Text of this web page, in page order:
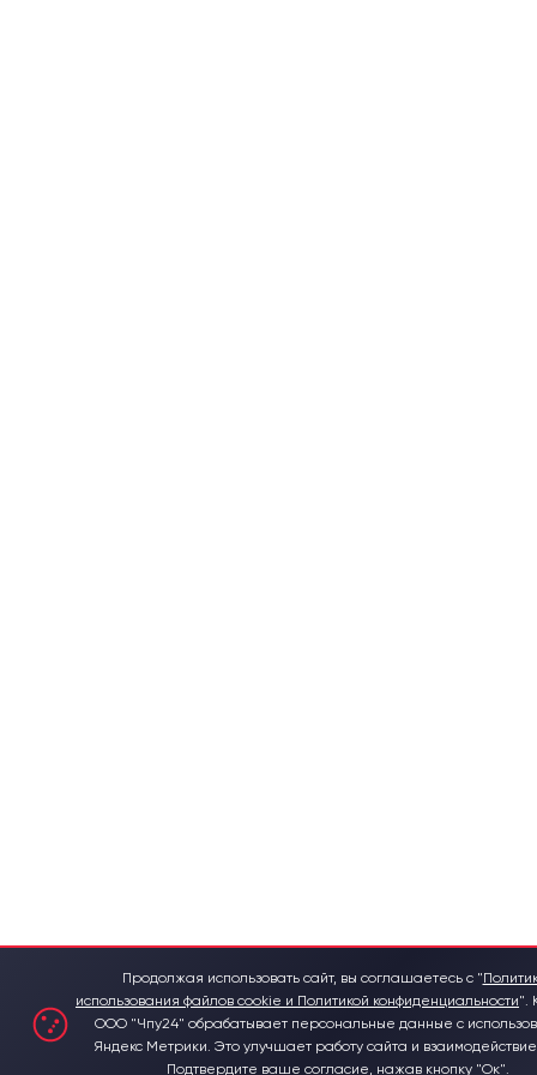
Продолжая использовать сайт, вы соглашаетесь с "
использования файлов cookie и Политикой конфиденциальности".
ООО "Чпу24" обрабатывает персональные данные с
Яндекс Метрики. Это улучшает работу сайта и
Подтвердите ваше согласие, нажав кнопку "Ок".